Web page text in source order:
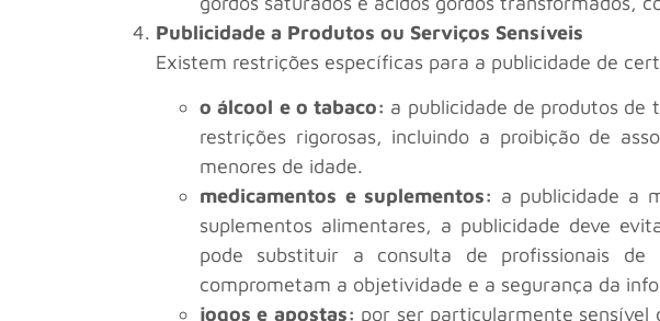
Publicidade a Produtos ou Serviços Sensíveis
Existem restrições específicas para a publicidade de
o álcool e o tabaco: a publicidade de produtos de
restrições rigorosas, incluindo a proibição de
menores de idade.
medicamentos e suplementos: a publicidade a
suplementos alimentares, a publicidade deve
pode substituir a consulta de profissionais
comprometam a objetividade e a segurança da
jogos e apostas: por ser particularmente sensível